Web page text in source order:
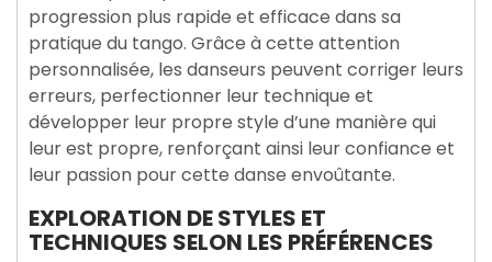
progression plus rapide et efficace dans sa
pratique du tango. Grâce à cette attention
personnalisée, les danseurs peuvent corriger leurs
erreurs, perfectionner leur technique et
développer leur propre style d’une manière qui
leur est propre, renforçant ainsi leur confiance et
leur passion pour cette danse envoûtante.
EXPLORATION DE STYLES ET
TECHNIQUES SELON LES PRÉFÉRENCES